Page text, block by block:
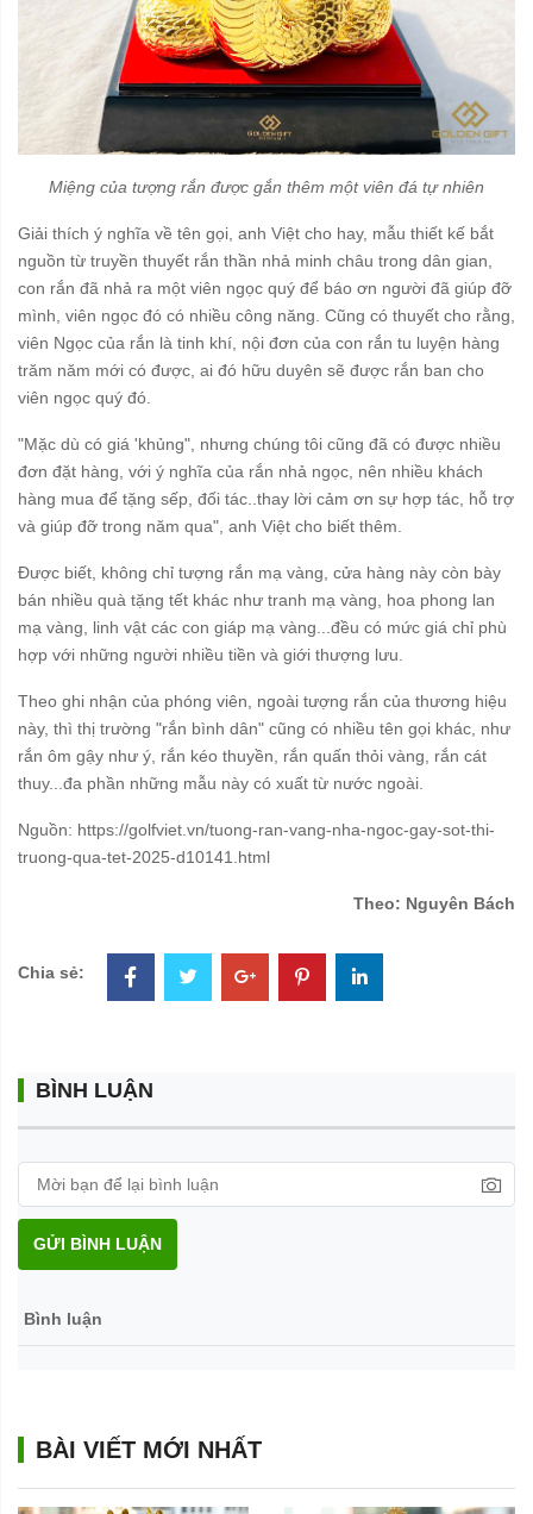
Miệng của tượng rắn được gắn thêm một viên đá tự nhiên
Giải thích ý nghĩa về tên gọi, anh Việt cho hay, mẫu thiết kế bắt
nguồn từ truyền thuyết rắn thần nhả minh châu trong dân gian,
con rắn đã nhả ra một viên ngọc quý để báo ơn người đã giúp đỡ
mình, viên ngọc đó có nhiều công năng. Cũng có thuyết cho rằng,
viên Ngọc của rắn là tinh khí, nội đơn của con rắn tu luyện hàng
trăm năm mới có được, ai đó hữu duyên sẽ được rắn ban cho
viên ngọc quý đó.
"Mặc dù có giá 'khủng", nhưng chúng tôi cũng đã có được nhiều
đơn đặt hàng, với ý nghĩa của rắn nhả ngọc, nên nhiều khách
hàng mua để tặng sếp, đối tác..thay lời cảm ơn sự hợp tác, hỗ trợ
và giúp đỡ trong năm qua", anh Việt cho biết thêm.
Được biết, không chỉ tượng rắn mạ vàng, cửa hàng này còn bày
bán nhiều quà tặng tết khác như tranh mạ vàng, hoa phong lan
mạ vàng, linh vật các con giáp mạ vàng...đều có mức giá chỉ phù
hợp với những người nhiều tiền và giới thượng lưu.
Theo ghi nhận của phóng viên, ngoài tượng rắn của thương hiệu
này, thì thị trường "rắn bình dân" cũng có nhiều tên gọi khác, như
rắn ôm gậy như ý, rắn kéo thuyền, rắn quấn thỏi vàng, rắn cát
thuy...đa phần những mẫu này có xuất từ nước ngoài.
Nguồn: https://golfviet.vn/tuong-ran-vang-nha-ngoc-gay-sot-thi-
truong-qua-tet-2025-d10141.html
Theo: Nguyên Bách
Chia sẻ:
BÌNH LUẬN
GỬI BÌNH LUẬN
Bình luận
BÀI VIẾT MỚI NHẤT